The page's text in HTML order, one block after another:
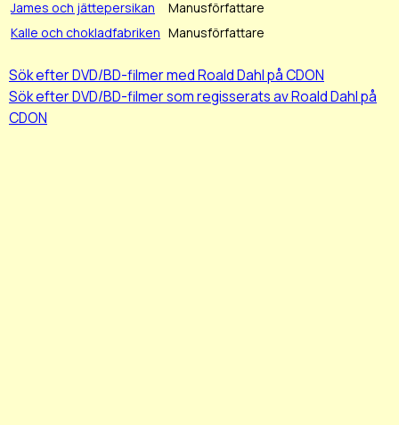
James och jättepersikan
Manusförfattare
Kalle och chokladfabriken Manusförfattare
Sök efter DVD/BD-filmer med Roald Dahl på CDON
Sök efter DVD/BD-filmer som regisserats av Roald Dahl på
CDON